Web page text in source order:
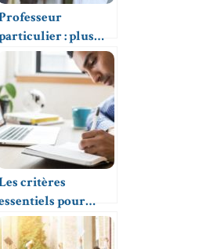
: plus
qu’un métier, une
passion
critères
pour
des cours
particuliers